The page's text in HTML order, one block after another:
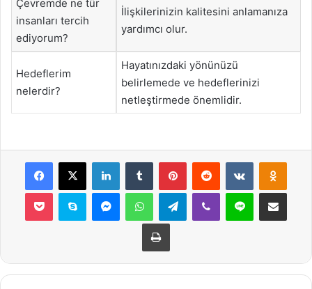
Çevremde ne tür
insanları tercih
ediyorum?
İlişkilerinizin kalitesini anlamanıza
yardımcı olur.
Hedeflerim
nelerdir?
Hayatınızdaki yönünüzü
belirlemede ve hedeflerinizi
netleştirmede önemlidir.
Facebook
X LinkedInTumblr PinterestReddit VKontakte
Pocket Skype MessengerWhatsAppTelegramViber Line E-Posta ile
Yazdır